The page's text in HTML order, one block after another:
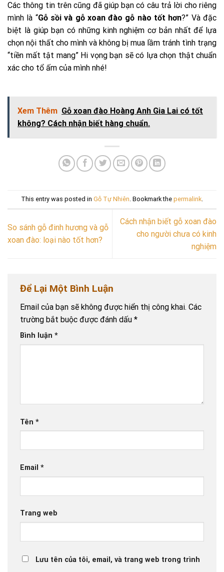
Các thông tin trên cũng đã giúp bạn có câu trả lời cho riêng
mình là “Gỗ sồi và gỗ xoan đào gỗ nào tốt hơn?” Và đặc
biệt là giúp bạn có những kinh nghiệm cơ bản nhất để lựa
chọn nội thất cho mình và không bị mua lầm tránh tình trạng
“tiền mất tật mang” Hi vọng bạn sẽ có lựa chọn thật chuẩn
xác cho tổ ấm của mình nhé!
Xem Thêm Gỗ xoan đào Hoàng Anh Gia Lai có tốt
không? Cách nhận biết hàng chuẩn.
This entry was posted in Gỗ Tự Nhiên . Bookmark the permalink
So sánh gỗ đinh hương và gỗ
xoan đào: loại nào tốt hơn?
Cách nhận biết gỗ xoan đào
cho người chưa có kinh
nghiệm
Để Lại Một Bình Luận
Email của bạn sẽ không được hiển thị công khai. Các
trường bắt buộc được đánh dấu *
Bình luận *
Tên *
Email *
Trang web
Lưu tên của tôi, email, và trang web trong trình